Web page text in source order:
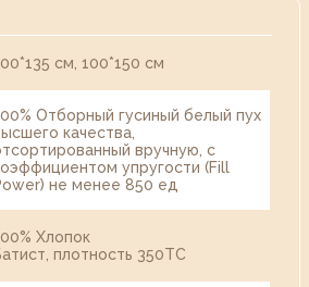
см, 100*150 см
Отборный гусиный белый пух
качества,
вручную, с
упругости (Fill
не менее 850 ед
Хлопок
плотность 350TC